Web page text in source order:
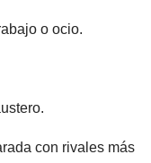
o ocio.
con rivales más